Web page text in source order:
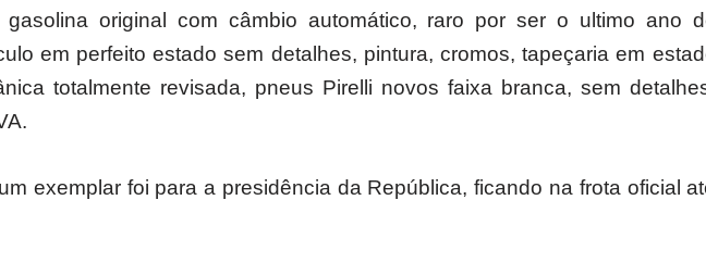
gasolina original com câmbio automático, raro por ser o ultimo ano
em perfeito estado sem detalhes, pintura, cromos, tapeçaria em
totalmente revisada, pneus Pirelli novos faixa branca, sem
exemplar foi para a presidência da República, ficando na frota oficial